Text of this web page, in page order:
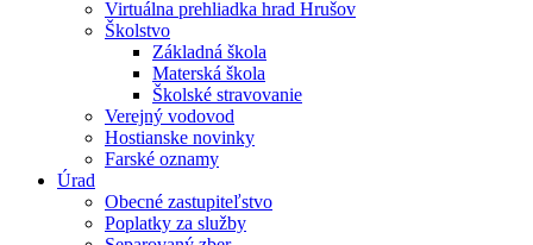
Virtuálna prehliadka hrad Hrušov
Školstvo
Základná škola
Materská škola
Školské stravovanie
Verejný vodovod
Hostianske novinky
Farské oznamy
Úrad
Obecné zastupiteľstvo
Poplatky za služby